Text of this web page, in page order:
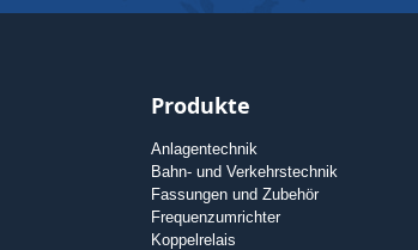
Produkte
Anlagentechnik
Bahn- und Verkehrstechnik
Fassungen und Zubehör
Frequenzumrichter
Koppelrelais